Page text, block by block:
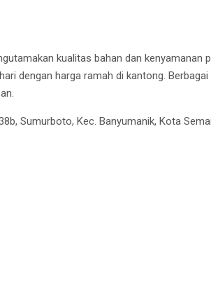
kualitas bahan dan kenyamanan
dengan harga ramah di kantong.
Sumurboto, Kec. Banyumanik, Kota